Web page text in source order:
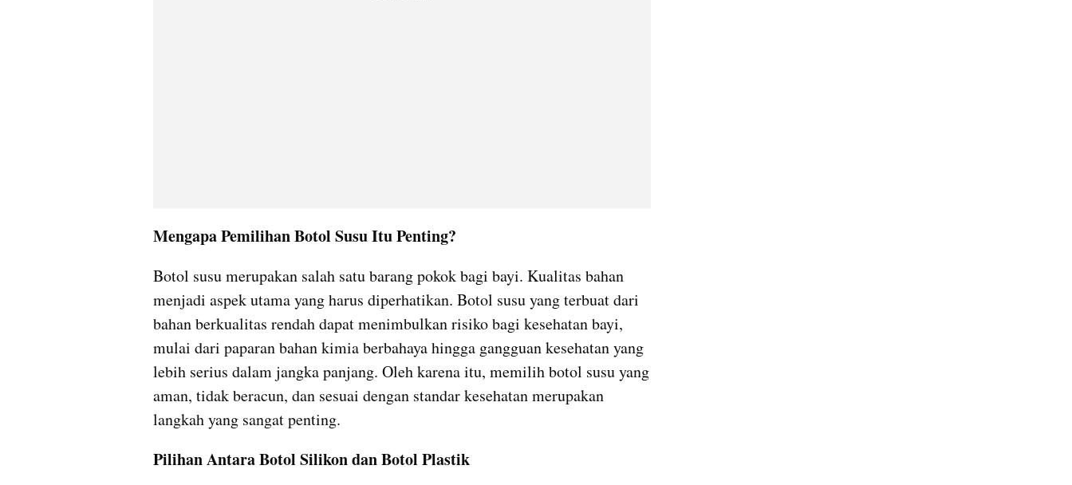
Mengapa Pemilihan Botol Susu Itu Penting?
Botol susu merupakan salah satu barang pokok bagi bayi. Kualitas bahan
menjadi aspek utama yang harus diperhatikan. Botol susu yang terbuat dari
bahan berkualitas rendah dapat menimbulkan risiko bagi kesehatan bayi,
mulai dari paparan bahan kimia berbahaya hingga gangguan kesehatan yang
lebih serius dalam jangka panjang. Oleh karena itu, memilih botol susu yang
aman, tidak beracun, dan sesuai dengan standar kesehatan merupakan
langkah yang sangat penting.
Pilihan Antara Botol Silikon dan Botol Plastik